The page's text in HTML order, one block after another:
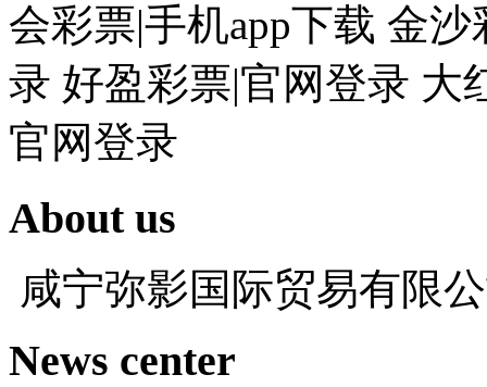
会彩票|手机app下载 金
录 好盈彩票|官网登录 大
官网登录
About us
咸宁弥影国际贸易有限
News center